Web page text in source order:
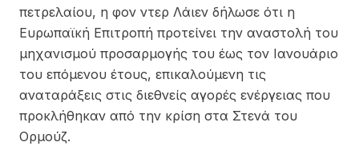
πετρελαίου, η φον ντερ Λάιεν δήλωσε ότι η
Ευρωπαϊκή Επιτροπή προτείνει την αναστολή του
μηχανισμού προσαρμογής του έως τον Ιανουάριο
του επόμενου έτους, επικαλούμενη τις
αναταράξεις στις διεθνείς αγορές ενέργειας που
προκλήθηκαν από την κρίση στα Στενά του
Ορμούζ.